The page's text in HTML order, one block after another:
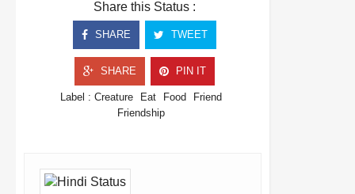
Share this Status :
SHARE TWEET
SHARE PIN IT
Label : Creature Eat Food
Friend
Friendship